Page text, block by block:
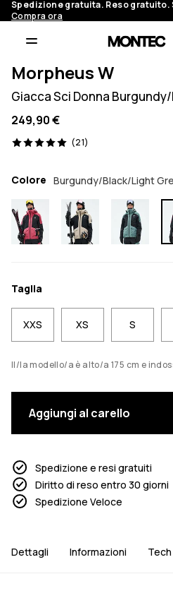
Spedizione gratuita. Reso gratuito.
Compra ora
Morpheus W
Giacca Sci Donna
249,90 €
(21)
21 recensioni, 5/5
Colore Burgundy/Black/Light
Taglia
XXS XS S
Il/la modello/a è alto/a 175 cm e
Aggiungi al carello
Spedizione e resi gratuiti
Diritto di reso entro 30 giorni
Spedizione Veloce
Dettagli Informazioni Tech